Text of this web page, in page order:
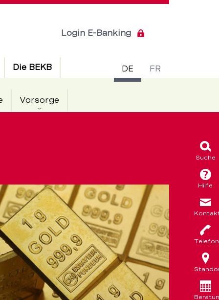
DE FR
Login E-Banking
Vorsorge
Die BEKB
Suche
Hilfe
Telefon